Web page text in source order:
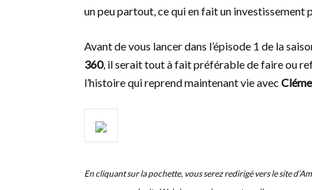
un peu partout, ce qui en fait un
Avant de vous lancer dans l’épisode 1 de la
360, il serait tout à fait préférable de faire ou
l’histoire qui reprend maintenant vie avec
En cliquant sur la pochette, vous serez redirigé vers le site